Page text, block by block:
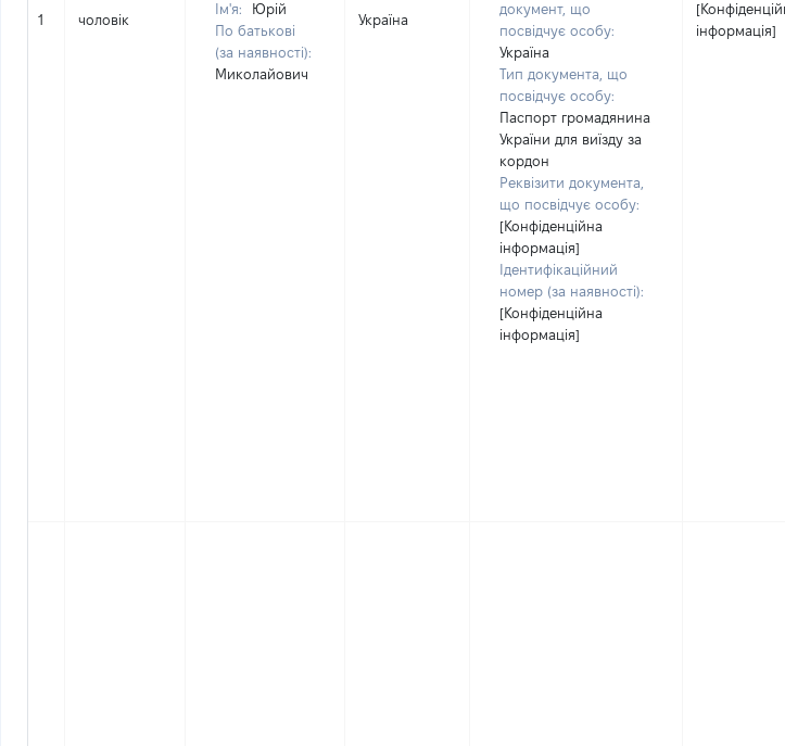
1 чоловік
Ім'я:
Юрій
По батькові
(за наявності):
Миколайович
Україна
документ, що
посвідчує особу:
Україна
Тип документа, що
посвідчує особу:
Паспорт громадянина
України для виїзду за
кордон
Реквізити документа,
що посвідчує особу:
[Конфіденційна
інформація]
Ідентифікаційний
номер (за наявності):
[Конфіденційна
інформація]
інформація]